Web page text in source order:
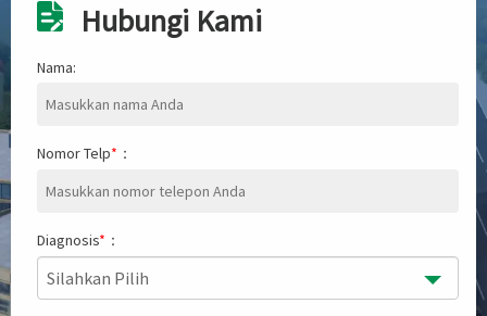
Hubungi Kami
Nama:
Nomor Telp* ：
Diagnosis* ：
Silahkan Pilih